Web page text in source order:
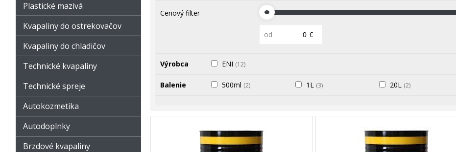
Cenový filter
od €
Výrobca ENI (12)
Balenie 500ml (2) 1L (3) 20L (2)
Plastické mazivá
Kvapaliny do ostrekovačov
Kvapaliny do chladičov
Technické kvapaliny
Technické spreje
Autokozmetika
Autodoplnky
Brzdové kvapaliny